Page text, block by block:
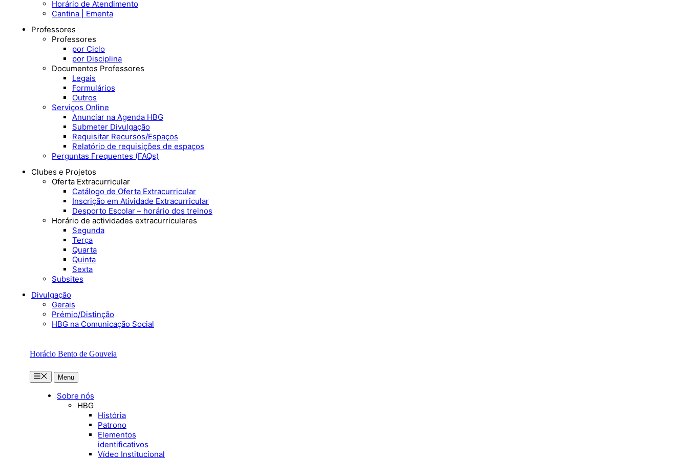
Horário de Atendimento
Cantina | Ementa
Professores
Professores
por Ciclo
por Disciplina
Documentos Professores
Legais
Formulários
Outros
Serviços Online
Anunciar na Agenda HBG
Submeter Divulgação
Requisitar Recursos/Espaços
Relatório de requisições de espaços
Perguntas Frequentes (FAQs)
Clubes e Projetos
Oferta Extracurricular
Catálogo de Oferta Extracurricular
Inscrição em Atividade Extracurricular
Desporto Escolar – horário dos treinos
Horário de actividades extracurriculares
Segunda
Terça
Quarta
Quinta
Sexta
Subsites
Divulgação
Gerais
Prémio/Distinção
HBG na Comunicação Social
Horácio Bento de Gouveia
MenuMenu
Sobre nós
HBG
História
Patrono
Elementos
identificativos
Vídeo Institucional